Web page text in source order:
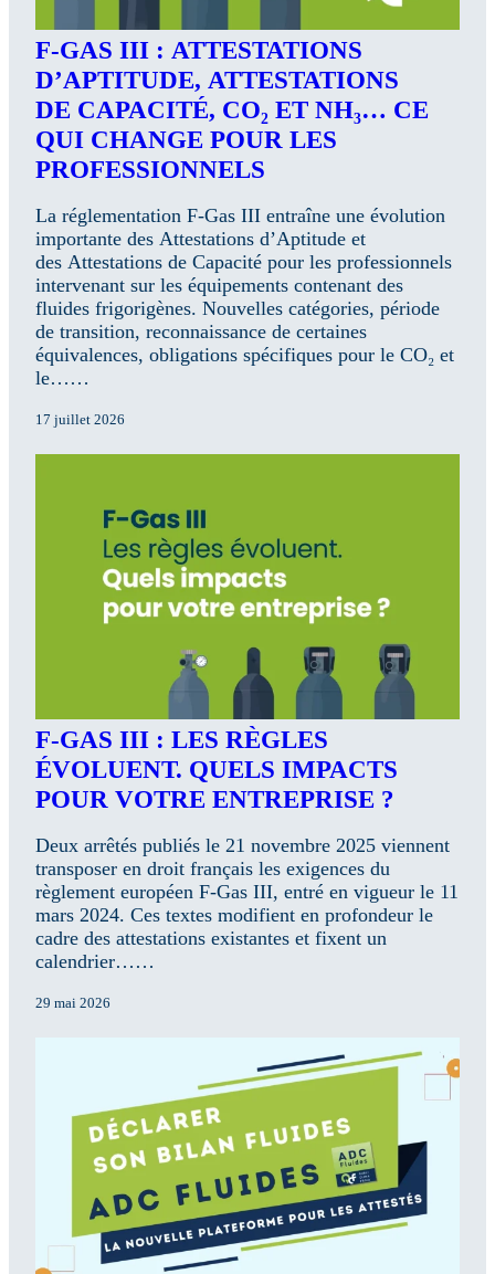
F-GAS III : ATTESTATIONS
D’APTITUDE, ATTESTATIONS
DE CAPACITÉ, CO₂ ET NH₃… CE
QUI CHANGE POUR LES
PROFESSIONNELS
La réglementation F-Gas III entraîne une évolution
importante des Attestations d’Aptitude et
des Attestations de Capacité pour les professionnels
intervenant sur les équipements contenant des
fluides frigorigènes. Nouvelles catégories, période
de transition, reconnaissance de certaines
équivalences, obligations spécifiques pour le CO₂ et
le……
17 juillet 2026
F-GAS III : LES RÈGLES
ÉVOLUENT. QUELS IMPACTS
POUR VOTRE ENTREPRISE ?
Deux arrêtés publiés le 21 novembre 2025 viennent
transposer en droit français les exigences du
règlement européen F-Gas III, entré en vigueur le 11
mars 2024. Ces textes modifient en profondeur le
cadre des attestations existantes et fixent un
calendrier……
29 mai 2026